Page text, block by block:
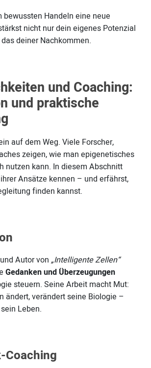
bewussten Handeln eine neue
nicht nur dein eigenes Potenzial
deiner Nachkommen.
und Coaching:
und praktische
auf dem Weg. Viele Forscher,
zeigen, wie man epigenetisches
nutzen kann. In diesem Abschnitt
Ansätze kennen – und erfährst,
finden kannst.
Autor von „Intelligente Zellen“
Gedanken und Überzeugungen
steuern. Seine Arbeit macht Mut:
ändert, verändert seine Biologie –
Leben.
Coaching